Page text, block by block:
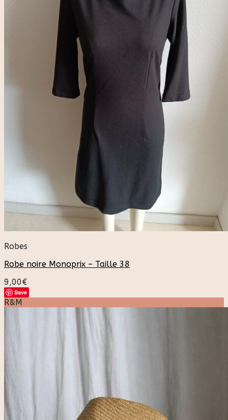
Robes
Robe noire Monoprix – Taille 38
9,00€
Save
R&M